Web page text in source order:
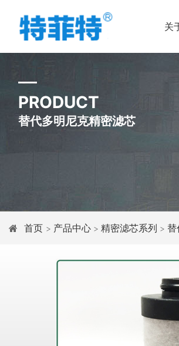
关
PRODUCT
替代多明尼克精密滤芯
首页 > 产品中心 > 精密滤芯系列 >